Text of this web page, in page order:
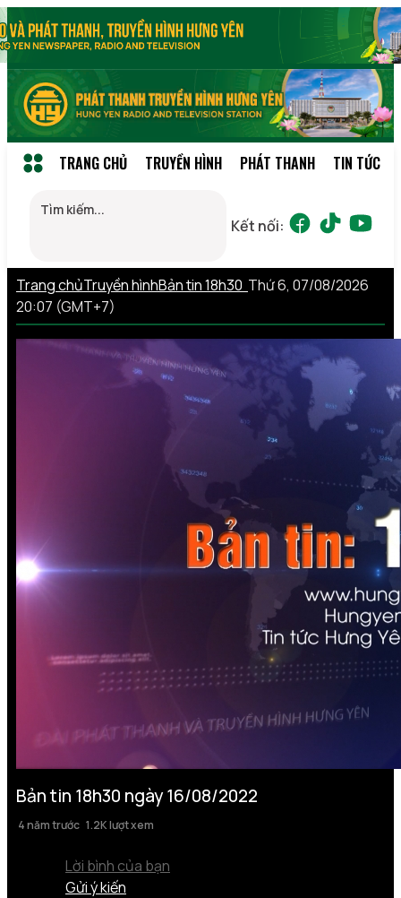
TRANG CHỦ TRUYỀN HÌNH PHÁT THANH TIN TỨC
Kết nối:
Trang chủTruyền hìnhBản tin 18h30 Thứ 6, 07/08/2026
20:07 (GMT+7)
Bản tin 18h30 ngày 16/08/2022
4 năm trước 1.2K lượt xem
Lời bình của bạn
Gửi ý kiến